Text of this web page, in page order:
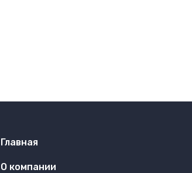
Главная
О компании